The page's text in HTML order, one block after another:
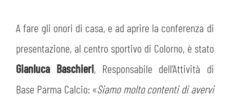
A fare gli onori di casa, e ad aprire la conferenza di
presentazione, al centro sportivo di Colorno, è stato
Gianluca Baschieri, Responsabile dell’Attività di
Base Parma Calcio: «Siamo molto contenti di avervi